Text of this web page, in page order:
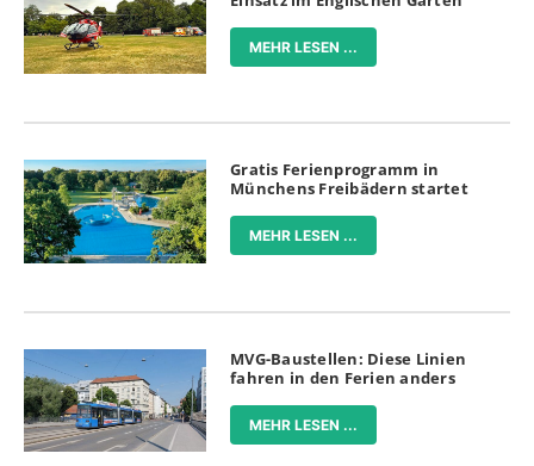
MEHR LESEN ...
Gratis Ferienprogramm in
Münchens Freibädern startet
MEHR LESEN ...
MVG-Baustellen: Diese Linien
fahren in den Ferien anders
MEHR LESEN ...